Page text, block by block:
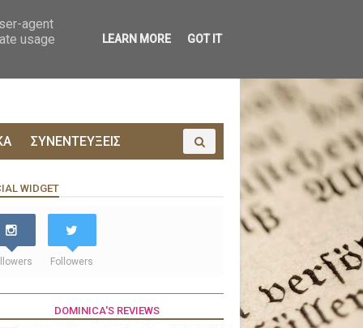
ΣΥΝΕΝΤΕΥΞΕΙΣ
WIDGET
Followers
DOMINICA'S REVIEWS
agent
usage
LEARN MORE GOT IT